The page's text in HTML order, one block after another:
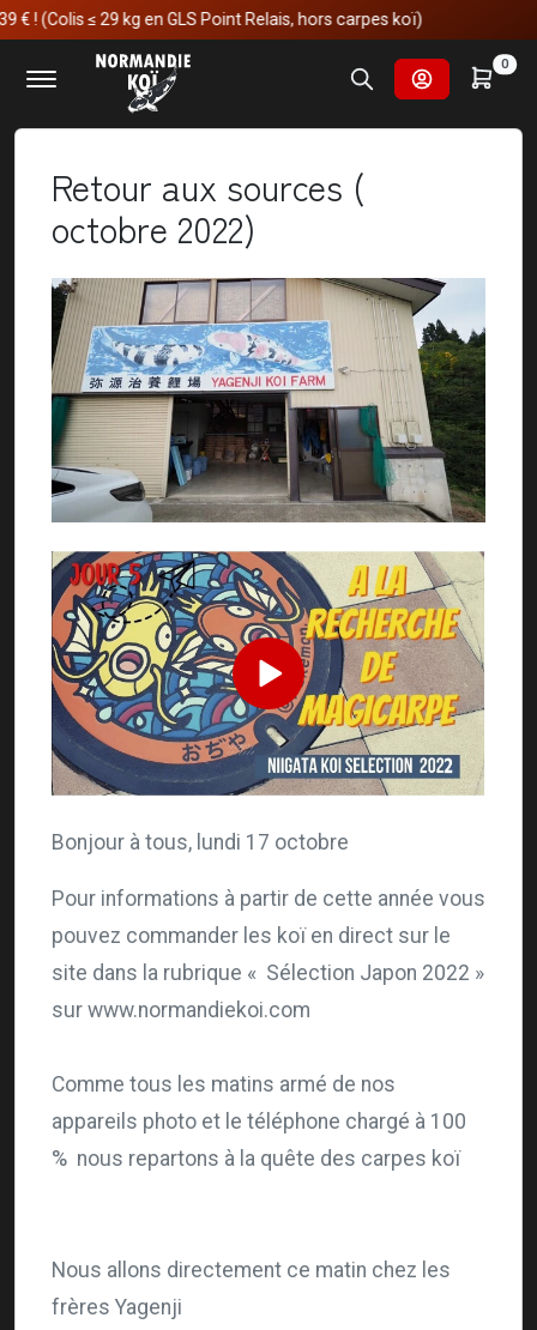
29 kg en GLS Point Relais, hors carpes koï)
0
Accueil
Nos voyages au japon
Retour aux sources ( octobre 2022)
Retour aux sources (
octobre 2022)
Bonjour à tous, lundi 17 octobre
Pour informations à partir de cette année vous
pouvez commander les koï en direct sur le
site dans la rubrique « Sélection Japon 2022 »
sur www.normandiekoi.com
Comme tous les matins armé de nos
appareils photo et le téléphone chargé à 100
% nous repartons à la quête des carpes koï
Nous allons directement ce matin chez les
frères Yagenji